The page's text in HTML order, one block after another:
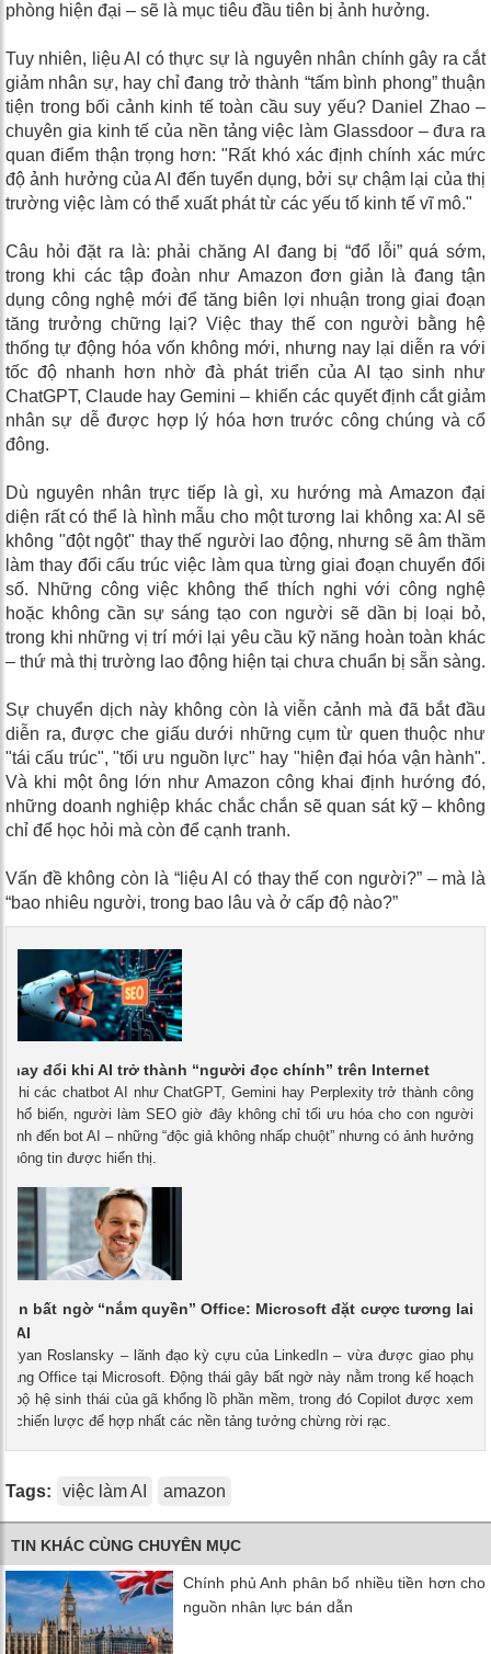
phòng hiện đại – sẽ là mục tiêu đầu tiên bị ảnh hưởng.
Tuy nhiên, liệu AI có thực sự là nguyên nhân chính gây ra cắt
giảm nhân sự, hay chỉ đang trở thành “tấm bình phong” thuận
tiện trong bối cảnh kinh tế toàn cầu suy yếu? Daniel Zhao –
chuyên gia kinh tế của nền tảng việc làm Glassdoor – đưa ra
quan điểm thận trọng hơn: "Rất khó xác định chính xác mức
độ ảnh hưởng của AI đến tuyển dụng, bởi sự chậm lại của thị
trường việc làm có thể xuất phát từ các yếu tố kinh tế vĩ mô."
Câu hỏi đặt ra là: phải chăng AI đang bị “đổ lỗi” quá sớm,
trong khi các tập đoàn như Amazon đơn giản là đang tận
dụng công nghệ mới để tăng biên lợi nhuận trong giai đoạn
tăng trưởng chững lại? Việc thay thế con người bằng hệ
thống tự động hóa vốn không mới, nhưng nay lại diễn ra với
tốc độ nhanh hơn nhờ đà phát triển của AI tạo sinh như
ChatGPT, Claude hay Gemini – khiến các quyết định cắt giảm
nhân sự dễ được hợp lý hóa hơn trước công chúng và cổ
đông.
Dù nguyên nhân trực tiếp là gì, xu hướng mà Amazon đại
diện rất có thể là hình mẫu cho một tương lai không xa: AI sẽ
không "đột ngột" thay thế người lao động, nhưng sẽ âm thầm
làm thay đổi cấu trúc việc làm qua từng giai đoạn chuyển đổi
số. Những công việc không thể thích nghi với công nghệ
hoặc không cần sự sáng tạo con người sẽ dần bị loại bỏ,
trong khi những vị trí mới lại yêu cầu kỹ năng hoàn toàn khác
– thứ mà thị trường lao động hiện tại chưa chuẩn bị sẵn sàng.
Sự chuyển dịch này không còn là viễn cảnh mà đã bắt đầu
diễn ra, được che giấu dưới những cụm từ quen thuộc như
"tái cấu trúc", "tối ưu nguồn lực" hay "hiện đại hóa vận hành".
Và khi một ông lớn như Amazon công khai định hướng đó,
những doanh nghiệp khác chắc chắn sẽ quan sát kỹ – không
chỉ để học hỏi mà còn để cạnh tranh.
Vấn đề không còn là “liệu AI có thay thế con người?” – mà là
“bao nhiêu người, trong bao lâu và ở cấp độ nào?”
thay đổi khi AI trở thành “người đọc chính” trên Internet
Khi các chatbot AI như ChatGPT, Gemini hay Perplexity trở thành công
phổ biến, người làm SEO giờ đây không chỉ tối ưu hóa cho con người
tính đến bot AI – những “độc giả không nhấp chuột” nhưng có ảnh hưởng
thông tin được hiển thị.
bất ngờ “nắm quyền” Office: Microsoft đặt cược tương lai
AI
Ryan Roslansky – lãnh đạo kỳ cựu của LinkedIn – vừa được giao phụ
Office tại Microsoft. Động thái gây bất ngờ này nằm trong kế hoạch
bộ hệ sinh thái của gã khổng lồ phần mềm, trong đó Copilot được xem
chiến lược để hợp nhất các nền tảng tưởng chừng rời rạc.
Tags: việc làm AI amazon
TIN KHÁC CÙNG CHUYÊN MỤC
Chính phủ Anh phân bổ nhiều tiền hơn cho
nguồn nhân lực bán dẫn